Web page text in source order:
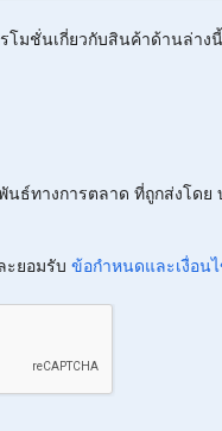
มชั่นเกี่ยวกับสินค้าด้านล่าง
ธ์ทางการตลาด ที่ถูกส่งโดย
ะยอมรับ ข้อกำหนดและเงื่อน